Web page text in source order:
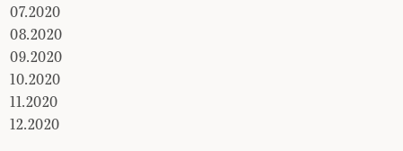
07.2020
08.2020
09.2020
10.2020
11.2020
12.2020